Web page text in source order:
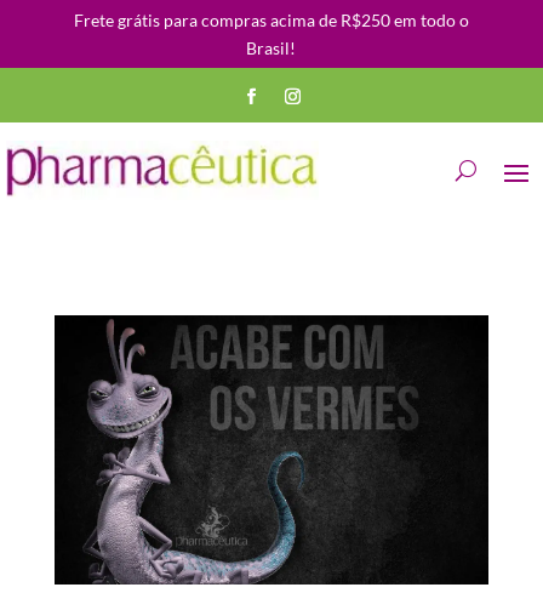
Frete grátis para compras acima de R$250 em todo o
Brasil!